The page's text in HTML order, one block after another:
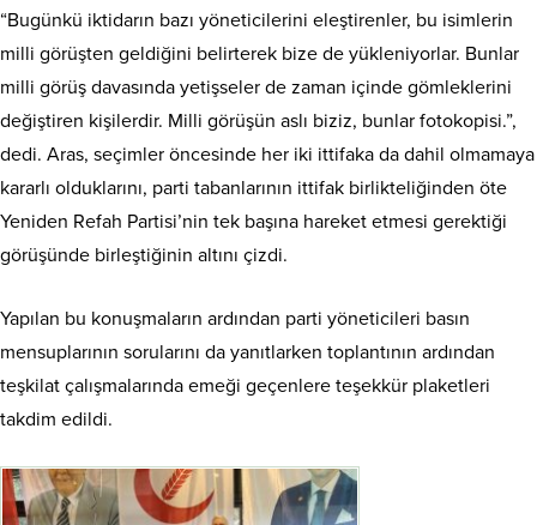
“Bugünkü iktidarın bazı yöneticilerini eleştirenler, bu isimlerin
milli görüşten geldiğini belirterek bize de yükleniyorlar. Bunlar
milli görüş davasında yetişseler de zaman içinde gömleklerini
değiştiren kişilerdir. Milli görüşün aslı biziz, bunlar fotokopisi.”,
dedi. Aras, seçimler öncesinde her iki ittifaka da dahil olmamaya
kararlı olduklarını, parti tabanlarının ittifak birlikteliğinden öte
Yeniden Refah Partisi’nin tek başına hareket etmesi gerektiği
görüşünde birleştiğinin altını çizdi.
Yapılan bu konuşmaların ardından parti yöneticileri basın
mensuplarının sorularını da yanıtlarken toplantının ardından
teşkilat çalışmalarında emeği geçenlere teşekkür plaketleri
takdim edildi.